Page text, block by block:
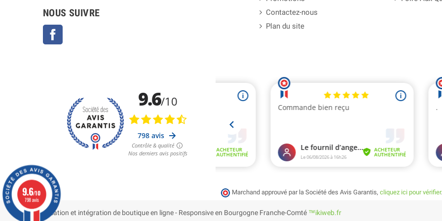
NOUS SUIVRE
Contactez-nous
Plan du site
Marchand approuvé par la Société des Avis Garantis, cliquez ici pour vérifier.
Création et intégration de boutique en ligne - Responsive en Bourgogne Franche-Comté ™ikiweb.fr
9.6/10
798 avis